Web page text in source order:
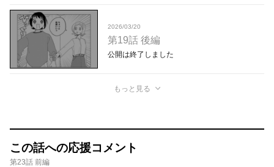
2026/03/20
第19話 後編
公開は終了しました
もっと見る
この話への応援コメント
第23話 前編